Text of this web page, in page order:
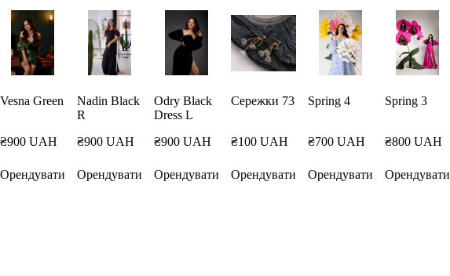
Vesna Green
₴900 UAH
Орендувати
Nadin Black
R
₴900 UAH
Орендувати
Odry Black
Dress L
₴900 UAH
Орендувати
Сережки 73
₴100 UAH
Орендувати
Spring 4
₴700 UAH
Орендувати
Spring 3
₴800 UAH
Орендувати